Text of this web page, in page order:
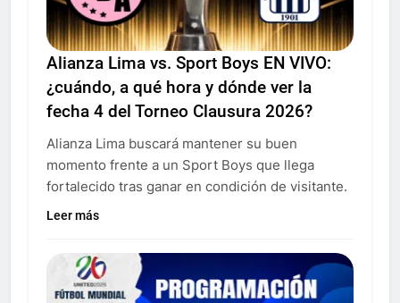
Alianza Lima vs. Sport Boys EN VIVO:
¿cuándo, a qué hora y dónde ver la
fecha 4 del Torneo Clausura 2026?
Alianza Lima buscará mantener su buen
momento frente a un Sport Boys que llega
fortalecido tras ganar en condición de visitante.
Leer más